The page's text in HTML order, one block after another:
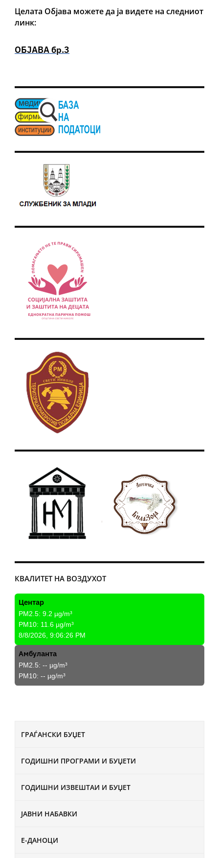
ГРАЃАНСКИ БУЏЕТ
ГОДИШНИ ПРОГРАМИ И БУЏЕТИ
ГОДИШНИ ИЗВЕШТАИ И БУЏЕТ
ЈАВНИ НАБАВКИ
Е-ДАНОЦИ
Целата Објава можете да ја видете на следниот
линк:
ОБЈАВА бр.3
КВАЛИТЕТ НА ВОЗДУХОТ
Центар
PM2.5: 9.2 µg/m³
PM10: 11.6 µg/m³
8/8/2026, 9:06:26 PM
Амбуланта
PM2.5: -- µg/m³
PM10: -- µg/m³